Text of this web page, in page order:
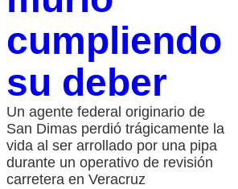
cumpliendo
su deber
Un agente federal originario de
San Dimas perdió trágicamente la
vida al ser arrollado por una pipa
durante un operativo de revisión
carretera en Veracruz